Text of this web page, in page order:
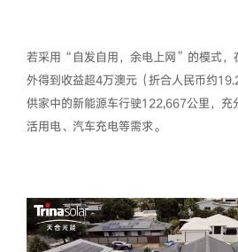
若采用“自发自用，余电上网”的模式，
外得到收益超4万澳元（折合人民币约
供家中的新能源车行驶122,667公里，
活用电、汽车充电等需求。